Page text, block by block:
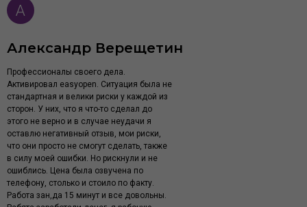
Профессионалы своего дела.
Активировал easyopen. Ситуация была не
стандартная и велики риски у каждой из
сторон. У них, что я что-то сделал до
этого не верно и в случае неудачи я
оставлю негативный отзыв, мои риски,
что они просто не смогут сделать, также
в силу моей ошибки. Но рискнули и не
ошиблись. Цена была озвучена по
телефону, столько и стоило по факту.
Работа зан,да 15 минут и все довольны.
Александр Верещетин